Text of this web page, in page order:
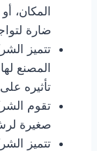
المكان،
ضارة
تتميز
المصنع
تأثيره
تقوم
صغيرة
تتميز